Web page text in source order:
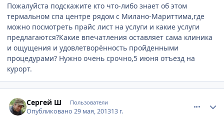
Пожалуйста подскажите кто что-либо знает об этом
термальном спа центре рядом с Милано-Мариттима,где
можно посмотреть прайс лист на услуги и какие услуги
предлагаются?Какие впечатления оставляет сама клиника
и ощущения и удовлетворённость пройденными
процедурами? Нужно очень срочно,5 июня отъезд на
курорт.
Сергей Ш Пользователи
Опубликовано29 мая, 201313 г.